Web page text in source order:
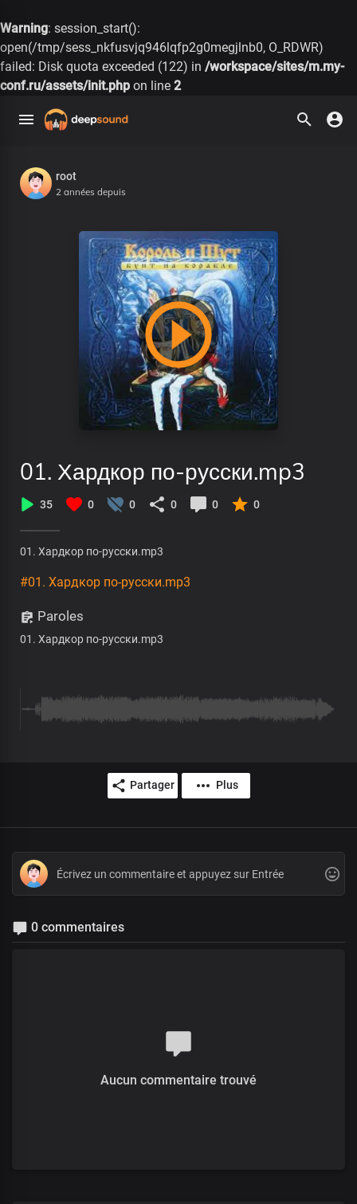
Warning: session_start():
open(/tmp/sess_nkfusvjq946lqfp2g0megjlnb0, O_RDWR)
failed: Disk quota exceeded (122) in /workspace/sites/m.my-
conf.ru/assets/init.php on line 2
root
2 années depuis
01. Хардкор по-русски.mp3
35 0 0 0 0 0
01. Хардкор по-русски.mp3
#01. Хардкор по-русски.mp3
Paroles
01. Хардкор по-русски.mp3
Partager Plus
0 commentaires
Aucun commentaire trouvé